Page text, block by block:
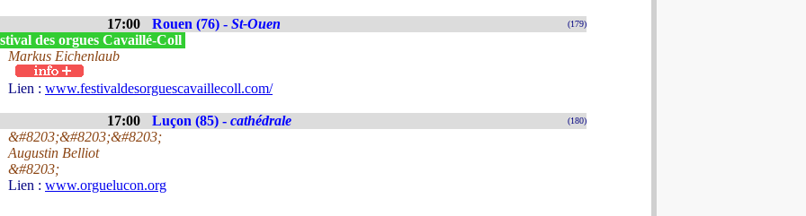
17:00 Rouen (76) - St-Ouen (179)
des orgues Cavaillé-Coll
Markus Eichenlaub
Lien : www.festivaldesorguescavaillecoll.com/
17:00 Luçon (85) - cathédrale (180)
&#8203;&#8203;&#8203;
Augustin Belliot
&#8203;
Lien : www.orguelucon.org